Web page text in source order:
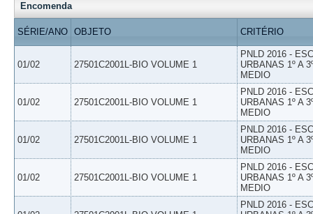
Encomenda
SÉRIE/ANO OBJETO CRITÉRIO
01/02 27501C2001L-BIO VOLUME 1
PNLD 2016 -
URBANAS 1º A
MEDIO
01/02 27501C2001L-BIO VOLUME 1
PNLD 2016 -
URBANAS 1º A
MEDIO
01/02 27501C2001L-BIO VOLUME 1
PNLD 2016 -
URBANAS 1º A
MEDIO
01/02 27501C2001L-BIO VOLUME 1
PNLD 2016 -
URBANAS 1º A
MEDIO
PNLD 2016 -